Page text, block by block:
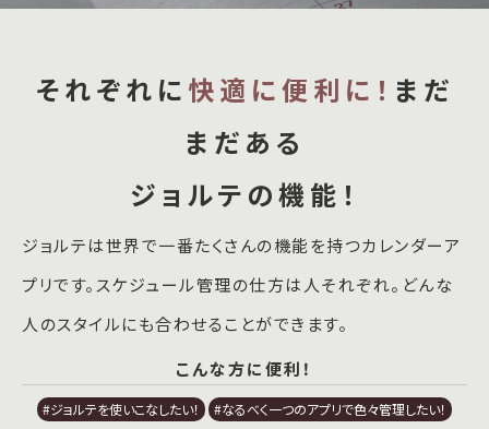
それぞれに 快適に便利に！ まだ
まだある
ジョルテの機能！
ジョルテは世界で一番たくさんの機能を持つカレンダーア
プリです。スケジュール管理の仕方は人それぞれ。どんな
人のスタイルにも合わせることができます。
こんな方に便利！
#ジョルテを使いこなしたい！ #なるべく一つのアプリで色々管理したい！